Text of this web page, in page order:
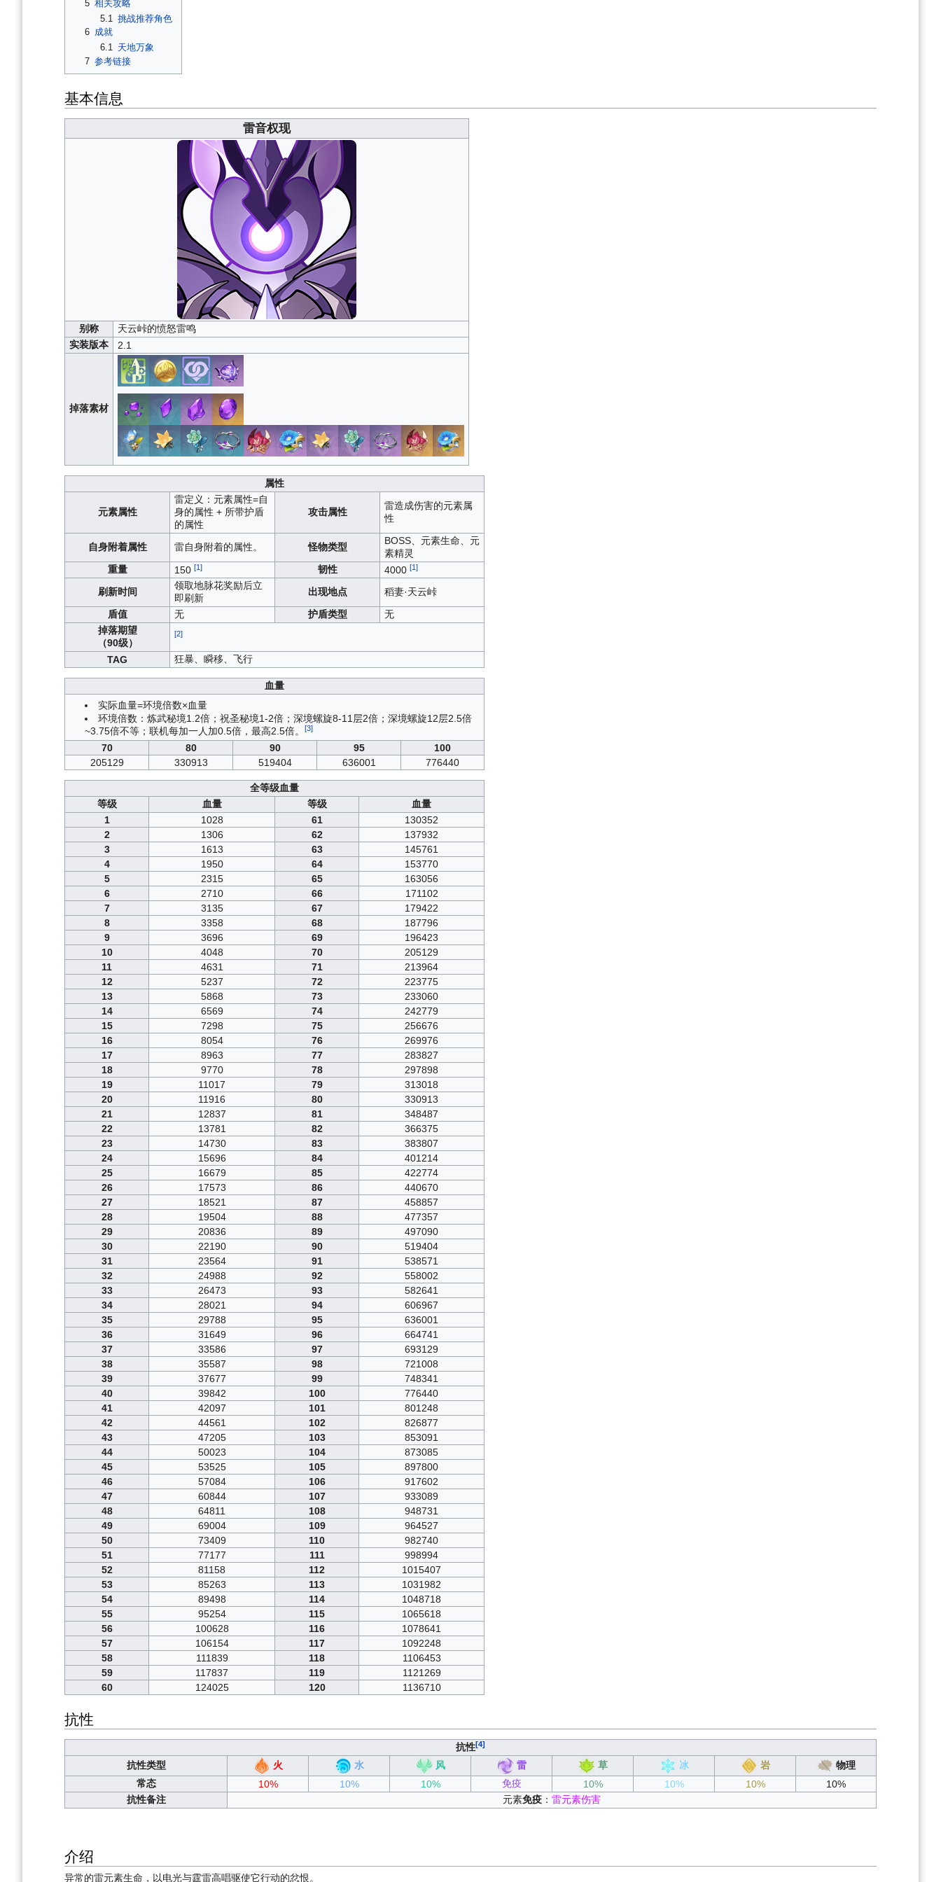
5 相关攻略
5.1
挑战推荐角色
6 成就
6.1 天地万象
7 参考链接
基本信息
雷音权现
别称
天云峠的愤怒雷鸣
实装版本
2.1
掉落素材
属性
元素属性
雷定义：元素属性=自
身的属性 + 所带护盾
的属性
攻击属性
雷造成伤害的元素属
性
自身附着属性 雷自身附着的属性。 怪物类型
BOSS、元素生命、元
素精灵
重量
150 [1] 韧性 4000 [1]
刷新时间
领取地脉花奖励后立
即刷新
出现地点
稻妻·天云峠
盾值
无 护盾类型
无
掉落期望
（90级）
[2]
TAG 狂暴、瞬移、飞行
血量
实际血量=环境倍数×血量
环境倍数：炼武秘境1.2倍；祝圣秘境1-2倍；深境螺旋8-11层2倍；深境螺旋12层2.5倍
~3.75倍不等；联机每加一人加0.5倍，最高2.5倍。
[3]
70 80 90 95
100
205129
330913 519404 636001 776440
全等级血量
等级
血量 等级
血量
1
1028 61
130352
2
1306 62
137932
3
1613 63
145761
4
1950 64
153770
5
2315 65
163056
6
2710 66
171102
7
3135 67
179422
8
3358 68
187796
9
3696 69
196423
10
4048 70
205129
11
4631 71
213964
12
5237 72
223775
13
5868 73
233060
14
6569 74
242779
15
7298 75
256676
16
8054 76
269976
17
8963 77
283827
18
9770 78
297898
19
11017 79
313018
20
11916 80
330913
21
12837 81
348487
22
13781 82
366375
23
14730 83
383807
24
15696 84
401214
25
16679 85
422774
26
17573 86
440670
27
18521 87
458857
28
19504 88
477357
29
20836 89
497090
30
22190 90
519404
31
23564 91
538571
32
24988 92
558002
33
26473 93
582641
34
28021 94
606967
35
29788 95
636001
36
31649 96
664741
37
33586 97
693129
38
35587 98
721008
39
37677 99
748341
40
39842 100
776440
41
42097 101
801248
42
44561 102
826877
43
47205 103
853091
44
50023 104
873085
45
53525 105
897800
46
57084 106
917602
47
60844 107
933089
48
64811 108
948731
49
69004 109
964527
50
73409 110
982740
51
77177 111
998994
52
81158 112
1015407
53
85263 113
1031982
54
89498 114
1048718
55
95254 115
1065618
56
100628 116
1078641
57
106154 117
1092248
58
111839 118
1106453
59
117837 119
1121269
60
124025 120 1136710
抗性
抗性[4]
抗性类型 火 水 风 雷 草 冰 岩
物理
常态
10% 10% 10% 免疫 10% 10% 10%
10%
抗性备注
元素免疫 ： 雷元素伤害
介绍
异常的雷元素生命，以电光与霆雷高唱驱使它行动的忿恨。